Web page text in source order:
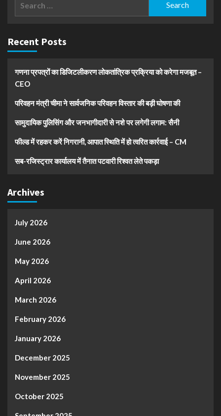
Recent Posts
गणना प्रपत्रों का डिजिटलीकरण लोकतांत्रिक प्रक्रिया को करेगा मजबूत –
CEO
परिवहन मंत्री चीमा ने सार्वजनिक परिवहन विस्तार की बड़ी घोषणा की
सामुदायिक पुलिसिंग और जनभागीदारी से नशे पर लगेगी लगाम: सैनी
फील्ड में रहकर करें निगरानी, आपात स्थिति में हो त्वरित कार्रवाई – CM
सब-रजिस्ट्रार कार्यालय में तैनात पटवारी रिश्वत लेते पकड़ा
Archives
July 2026
June 2026
May 2026
April 2026
March 2026
February 2026
January 2026
December 2025
November 2025
October 2025